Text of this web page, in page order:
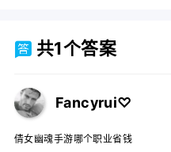
共1个答案
Fancyrui♡
倩女幽魂手游哪个职业省钱